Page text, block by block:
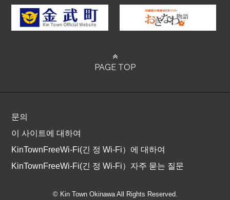
PAGE TOP
문의
이 사이트에 대하여
KinTownFreeWi-Fi(긴 정 Wi-Fi）에 대하여
KinTownFreeWi-Fi(긴 정 Wi-Fi）자주 묻는 질문
© Kin Town Okinawa All Rights Reserved.